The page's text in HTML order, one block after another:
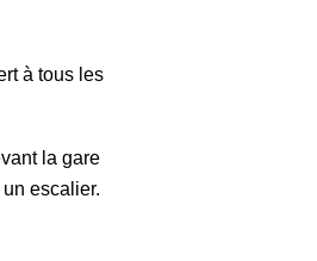
à tous les
la gare
escalier.